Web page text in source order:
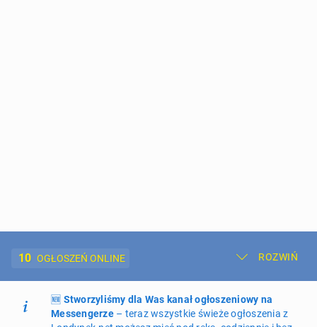
10 OGŁOSZEŃ ONLINE ROZWIŃ
Dodaj ogłoszenie Moje ogłoszenia
🆕 Stworzyliśmy dla Was kanał ogłoszeniowy na
Messengerze– teraz wszystkie świeże ogłoszenia z